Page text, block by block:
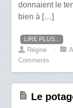
donnaient le
bien à […]
LIRE PLUS...
Régine ⋅
Comments
Le